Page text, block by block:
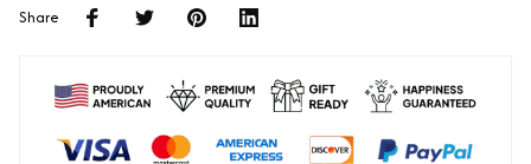
Share